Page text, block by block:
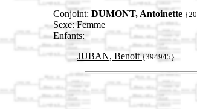
Conjoint: DUMONT, Antoinette
Sexe: Femme
Enfants:
JUBAN, Benoit{394945}